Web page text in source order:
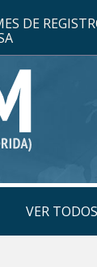
DE
VER